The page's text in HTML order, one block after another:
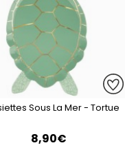
Sous La Mer - Tortue
8,90€